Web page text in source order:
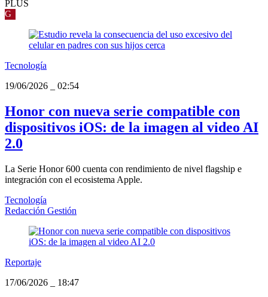
PLUS
G
Tecnología
19/06/2026
02:54
Honor con nueva serie compatible con
dispositivos iOS: de la imagen al video AI
2.0
La Serie Honor 600 cuenta con rendimiento de nivel flagship e
integración con el ecosistema Apple.
Tecnología
Redacción Gestión
Reportaje
17/06/2026
18:47